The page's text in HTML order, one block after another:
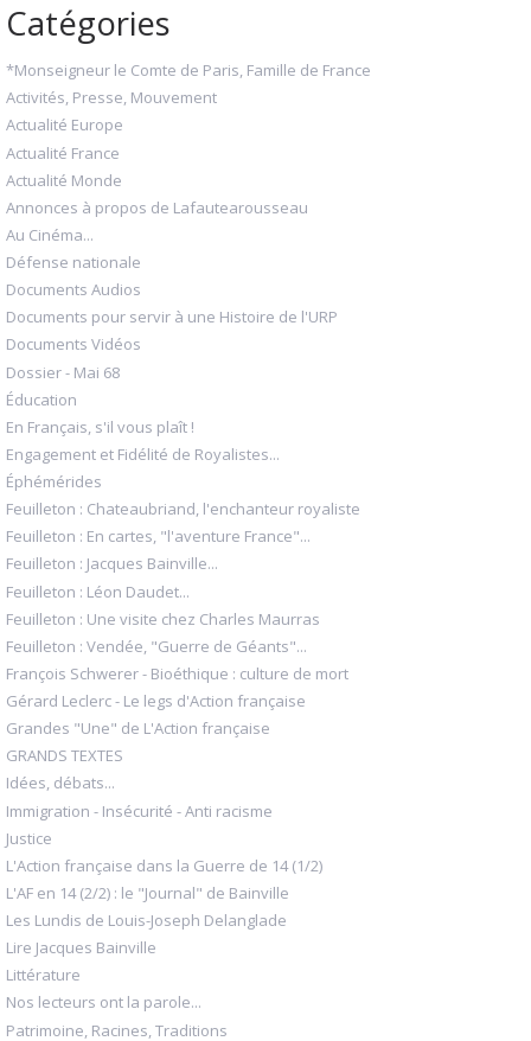
Catégories
*Monseigneur le Comte de Paris, Famille de France
Activités, Presse, Mouvement
Actualité Europe
Actualité France
Actualité Monde
Annonces à propos de Lafautearousseau
Au Cinéma...
Défense nationale
Documents Audios
Documents pour servir à une Histoire de l'URP
Documents Vidéos
Dossier - Mai 68
Éducation
En Français, s'il vous plaît !
Engagement et Fidélité de Royalistes...
Éphémérides
Feuilleton : Chateaubriand, l'enchanteur royaliste
Feuilleton : En cartes, "l'aventure France"...
Feuilleton : Jacques Bainville...
Feuilleton : Léon Daudet...
Feuilleton : Une visite chez Charles Maurras
Feuilleton : Vendée, "Guerre de Géants"...
François Schwerer - Bioéthique : culture de mort
Gérard Leclerc - Le legs d'Action française
Grandes "Une" de L'Action française
GRANDS TEXTES
Idées, débats...
Immigration - Insécurité - Anti racisme
Justice
L'Action française dans la Guerre de 14 (1/2)
L'AF en 14 (2/2) : le "Journal" de Bainville
Les Lundis de Louis-Joseph Delanglade
Lire Jacques Bainville
Littérature
Nos lecteurs ont la parole...
Patrimoine, Racines, Traditions